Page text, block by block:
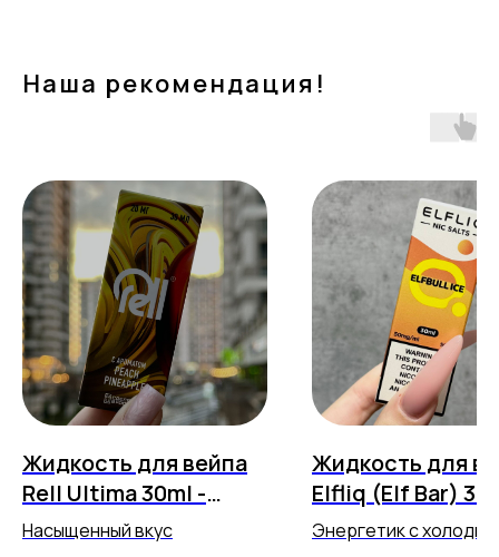
Наша рекомендация!
Жидкость для вейпа
Rell Ultima 30ml -
Peach Pineapple
Насыщенный вкус
Жидкость для
Elfliq (Elf Bar)
Strong - Elfbull
Энергетик с